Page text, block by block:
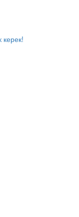
керек!